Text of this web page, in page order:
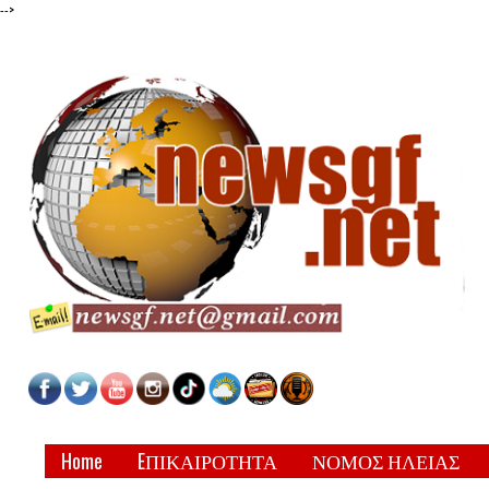
-->
Home EΠΙΚΑΙΡΟΤΗΤΑ ΝΟΜΟΣ ΗΛΕΙΑΣ